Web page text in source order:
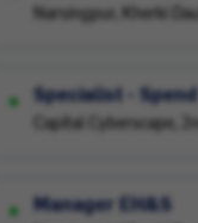
Narsingpur, Kherki
Specialist -
Capital Cyberscape,
Manager EH&S